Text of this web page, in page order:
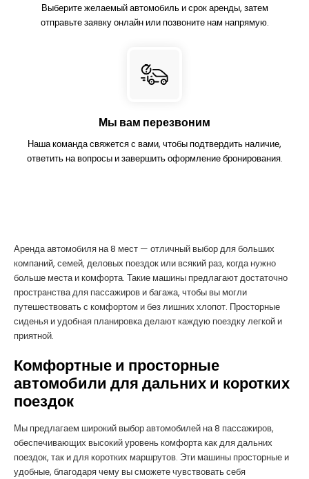
Выберите желаемый автомобиль и срок аренды, затем
отправьте заявку онлайн или позвоните нам напрямую.
Мы вам перезвоним
Наша команда свяжется с вами, чтобы подтвердить наличие,
ответить на вопросы и завершить оформление бронирования.
Аренда автомобиля на 8 мест — отличный выбор для больших
компаний, семей, деловых поездок или всякий раз, когда нужно
больше места и комфорта. Такие машины предлагают достаточно
пространства для пассажиров и багажа, чтобы вы могли
путешествовать с комфортом и без лишних хлопот. Просторные
сиденья и удобная планировка делают каждую поездку легкой и
приятной.
Комфортные и просторные
автомобили для дальних и коротких
поездок
Мы предлагаем широкий выбор автомобилей на 8 пассажиров,
обеспечивающих высокий уровень комфорта как для дальних
поездок, так и для коротких маршрутов. Эти машины просторные и
удобные, благодаря чему вы сможете чувствовать себя